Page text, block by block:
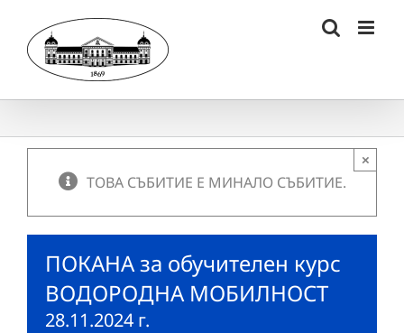
content
ТОВА СЪБИТИЕ Е МИНАЛО СЪБИТИЕ.
×
ПОКАНА за обучителен курс
ВОДОРОДНА МОБИЛНОСТ
28.11.2024 г.